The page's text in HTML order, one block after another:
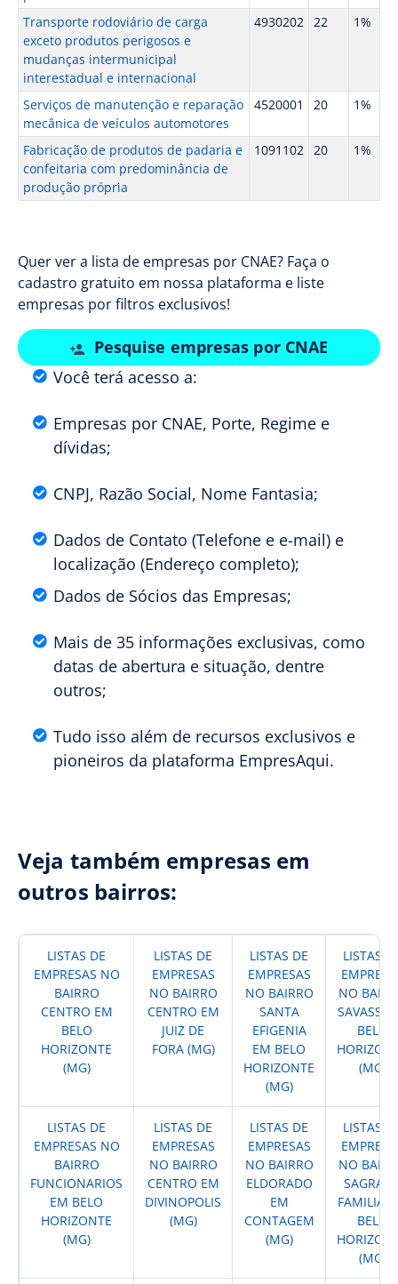
Transporte rodoviário de carga
exceto produtos perigosos e
mudanças intermunicipal
interestadual e internacional
4930202 22 1%
Serviços de manutenção e reparação
mecânica de veículos automotores
4520001 20 1%
Fabricação de produtos de padaria e
confeitaria com predominância de
produção própria
1091102 20 1%
Quer ver a lista de empresas por CNAE? Faça o
cadastro gratuito em nossa plataforma e liste
empresas por filtros exclusivos!
Pesquise empresas por CNAE
Você terá acesso a:
Empresas por CNAE, Porte, Regime e
dívidas;
CNPJ, Razão Social, Nome Fantasia;
Dados de Contato (Telefone e e-mail) e
localização (Endereço completo);
Dados de Sócios das Empresas;
Mais de 35 informações exclusivas, como
datas de abertura e situação, dentre
outros;
Tudo isso além de recursos exclusivos e
pioneiros da plataforma EmpresAqui.
Veja também empresas em
outros bairros:
LISTAS DE
EMPRESAS NO
BAIRRO
CENTRO EM
BELO
HORIZONTE
(MG)
LISTAS DE
EMPRESAS
NO BAIRRO
CENTRO EM
JUIZ DE
FORA (MG)
LISTAS DE
EMPRESAS
NO BAIRRO
SANTA
EFIGENIA
EM BELO
HORIZONTE
(MG)
LISTAS
NO
SAVASSI
BELO
(MG)
LISTAS DE
EMPRESAS NO
BAIRRO
FUNCIONARIOS
EM BELO
HORIZONTE
(MG)
LISTAS DE
EMPRESAS
NO BAIRRO
CENTRO EM
DIVINOPOLIS
(MG)
LISTAS DE
EMPRESAS
NO BAIRRO
ELDORADO
EM
CONTAGEM
(MG)
LISTAS
NO
FAMILIA
BELO
(MG)